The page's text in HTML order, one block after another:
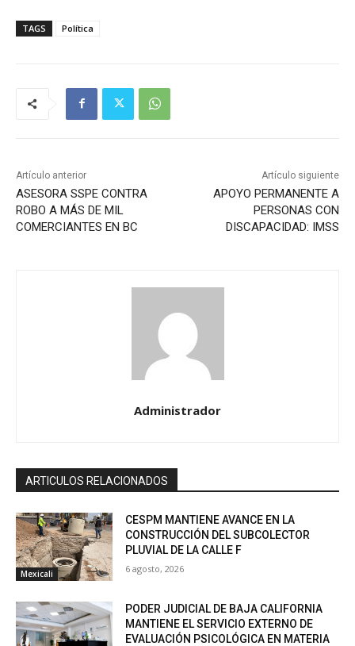
TAGS Política
Artículo anterior
ASESORA SSPE CONTRA
ROBO A MÁS DE MIL
COMERCIANTES EN BC
Artículo siguiente
APOYO PERMANENTE A
PERSONAS CON
DISCAPACIDAD: IMSS
Administrador
ARTICULOS RELACIONADOS
Mexicali
CESPM MANTIENE AVANCE EN LA
CONSTRUCCIÓN DEL SUBCOLECTOR
PLUVIAL DE LA CALLE F
6 agosto, 2026
PODER JUDICIAL DE BAJA CALIFORNIA
MANTIENE EL SERVICIO EXTERNO DE
EVALUACIÓN PSICOLÓGICA EN MATERIA